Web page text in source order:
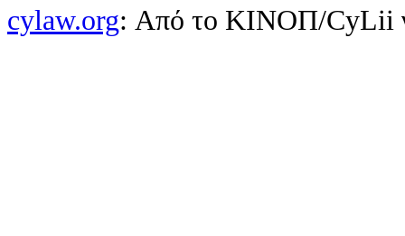
cylaw.org: Από το ΚΙΝOΠ/CyLii